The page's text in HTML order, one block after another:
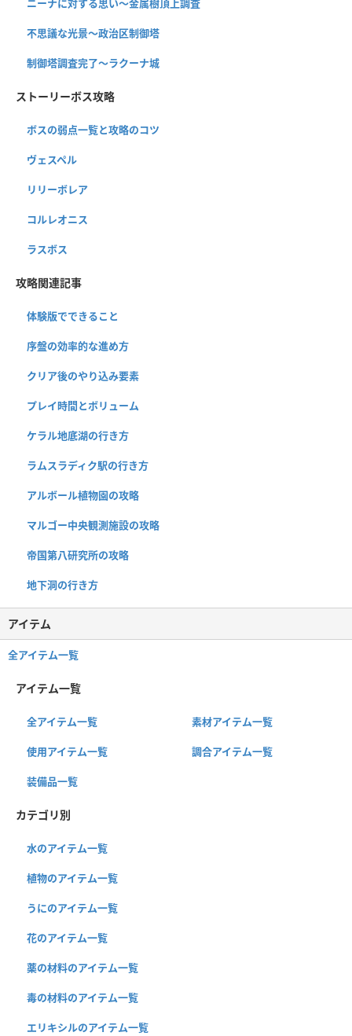
ニーナに対する思い〜金属樹頂上調査
不思議な光景〜政治区制御塔
制御塔調査完了〜ラクーナ城
ストーリーボス攻略
ボスの弱点一覧と攻略のコツ
ヴェスペル
リリーボレア
コルレオニス
ラスボス
攻略関連記事
体験版でできること
序盤の効率的な進め方
クリア後のやり込み要素
プレイ時間とボリューム
ケラル地底湖の行き方
ラムスラディク駅の行き方
アルボール植物園の攻略
マルゴー中央観測施設の攻略
帝国第八研究所の攻略
地下洞の行き方
アイテム
全アイテム一覧
アイテム一覧
全アイテム一覧 素材アイテム一覧
使用アイテム一覧 調合アイテム一覧
装備品一覧
カテゴリ別
水のアイテム一覧
植物のアイテム一覧
うにのアイテム一覧
花のアイテム一覧
薬の材料のアイテム一覧
毒の材料のアイテム一覧
エリキシルのアイテム一覧